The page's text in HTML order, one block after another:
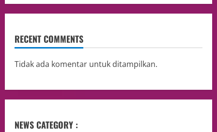
RECENT COMMENTS
Tidak ada komentar untuk ditampilkan.
NEWS CATEGORY :